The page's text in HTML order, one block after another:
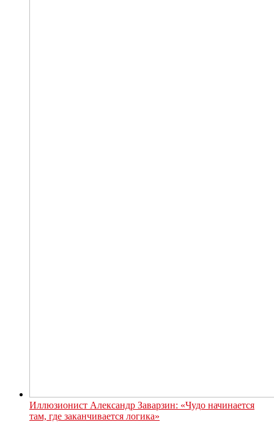
Иллюзионист Александр Заварзин: «Чудо начинается
там, где заканчивается логика»